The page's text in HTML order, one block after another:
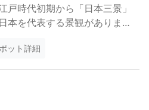
戸時代初期から「日本三景」
本を代表する景観がありま
心とした「松島」、広島県の
ット詳細